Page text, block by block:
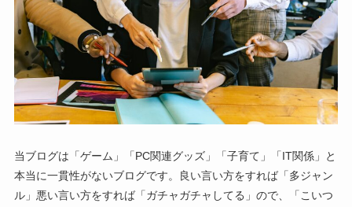
当ブログは「ゲーム」「PC関連グッズ」「子育て」「IT関係」と
本当に一貫性がないブログです。良い言い方をすれば「多ジャン
ル」悪い言い方をすれば「ガチャガチャしてる」ので、「こいつ